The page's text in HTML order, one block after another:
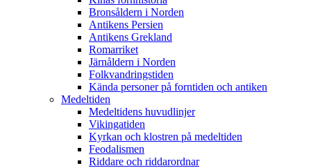
Bronsåldern i Norden
Antikens Persien
Antikens Grekland
Romarriket
Järnåldern i Norden
Folkvandringstiden
Kända personer på forntiden och antiken
Medeltiden
Medeltidens huvudlinjer
Vikingatiden
Kyrkan och klostren på medeltiden
Feodalismen
Riddare och riddarordnar